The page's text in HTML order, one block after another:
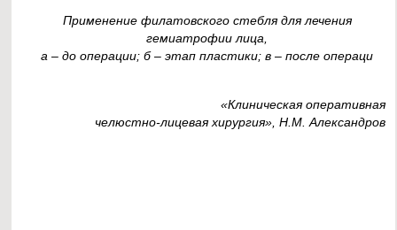
Применение филатовского стебля для лечения
гемиатрофии лица,
а – до операции; б – этап пластики; в – после операци
«Клиническая оперативная
челюстно-лицевая хирургия», Н.М. Александров